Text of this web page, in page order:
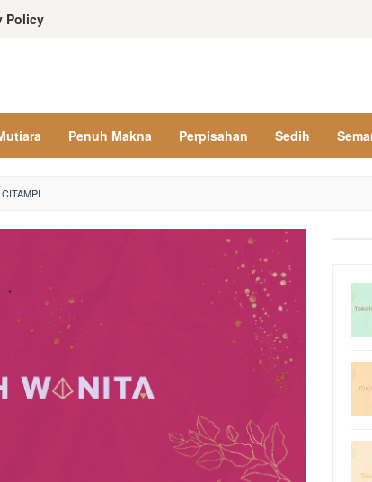
Policy
Penuh Makna Perpisahan Sedih